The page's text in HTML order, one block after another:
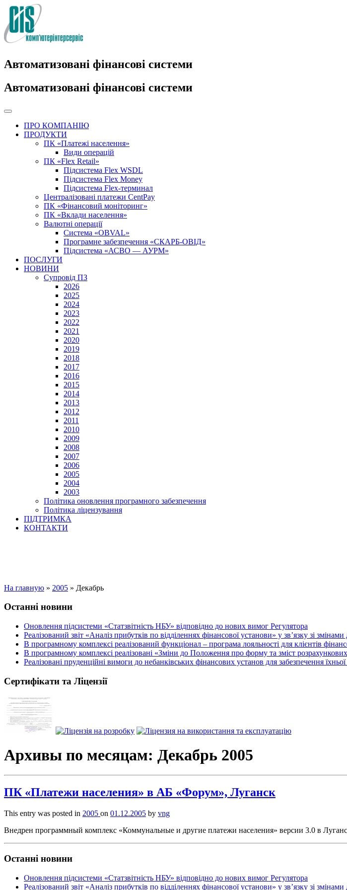
Автоматизовані фінансові системи
Автоматизовані фінансові системи
ПРО КОМПАНІЮ
ПРОДУКТИ
ПК «Платежі населення»
Види операцій
ПК «Flex Retail»
Підсистема Flex WSDL
Підсистема Flex Money
Підсистема Flex-терминал
Централізовані платежи CentPay
ПК «Фінансовий моніторинг»
ПК «Вклади населення»
Валютні операції
Система «OBVAL»
Програмне забезпечення «СКАРБ-ОВІД»
Підсистема «АСВО — АУРМ»
ПОСЛУГИ
НОВИНИ
Супровід ПЗ
2026
2025
2024
2023
2022
2021
2020
2019
2018
2017
2016
2015
2014
2013
2012
2011
2010
2009
2008
2007
2006
2005
2004
2003
Політика оновлення програмного забезпечення
Політика ліцензування
ПІДТРИМКА
КОНТАКТИ
На главную » 2005 » Декабрь
Останні новини
Оновлення підсистеми «Статзвітність НБУ» відповідно до нових вимог Регулятора
Реалізований звіт «Аналіз прибутків по відділеннях фінансової установи» у зв’язку зі
В програмному комплексі реалізований функціонал – програма лояльності для клієнтів
В програмному комплексі реалізовані «Зміни до Положення про форму та зміст
Реалізовані пруденційні вимоги до небанківських фінансових установ для забезпечення їхньої
Сертифікати та Ліцензії
Архивы по месяцам: Декабрь 2005
ПК «Платежи населения» в АБ «Форум», Луганск
This entry was posted in 2005 on 01.12.2005 by vng
Внедрен программный комплекс «Коммунальные и другие платежи населения» версии 3.0 в
Останні новини
Оновлення підсистеми «Статзвітність НБУ» відповідно до нових вимог Регулятора
Реалізований звіт «Аналіз прибутків по відділеннях фінансової установи» у зв’язку зі